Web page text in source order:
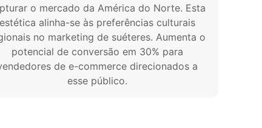
o mercado da América do Norte. Esta
estética alinha-se às preferências culturais
no marketing de suéteres. Aumenta o
potencial de conversão em 30% para
de e-commerce direcionados a
esse público.